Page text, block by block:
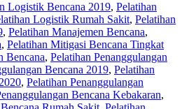
Logistik Bencana 2019, Pelatihan
Logistik Rumah Sakit, Pelatihan
, Pelatihan Manajemen Bencana,
, Pelatihan Mitigasi Bencana Tingkat
Bencana, Pelatihan Penanggulangan
Bencana 2019, Pelatihan
, Pelatihan Penanggulangan
Bencana Kebakaran,